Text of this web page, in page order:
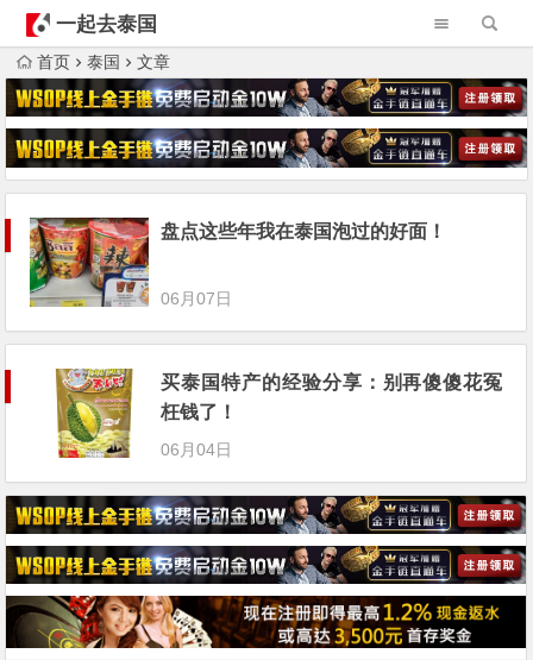
一起去泰国
首页 泰国 文章
盘点这些年我在泰国泡过的好面！
06月07日
买泰国特产的经验分享：别再傻傻花冤
枉钱了！
06月04日